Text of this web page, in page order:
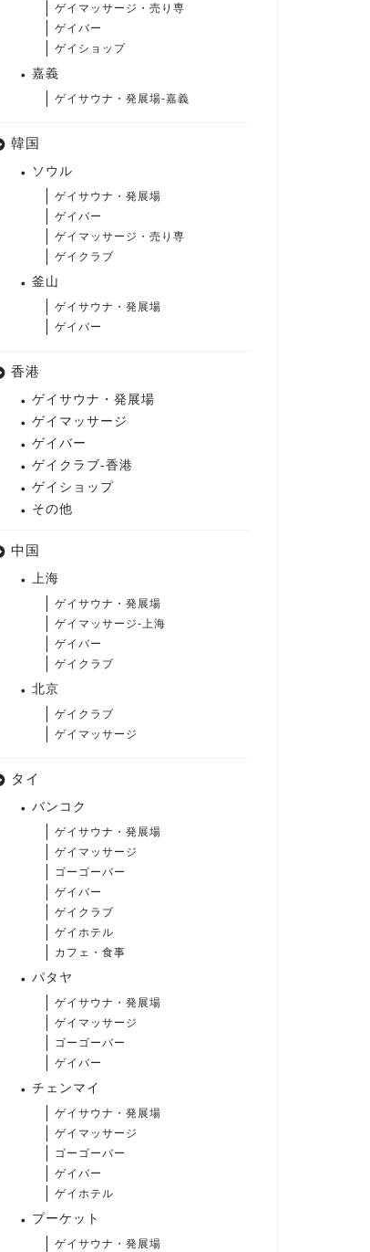
ゲイマッサージ・売り専
ゲイバー
ゲイショップ
嘉義
ゲイサウナ・発展場-嘉義
韓国
ソウル
ゲイサウナ・発展場
ゲイバー
ゲイマッサージ・売り専
ゲイクラブ
釜山
ゲイサウナ・発展場
ゲイバー
香港
ゲイサウナ・発展場
ゲイマッサージ
ゲイバー
ゲイクラブ-香港
ゲイショップ
その他
中国
上海
ゲイサウナ・発展場
ゲイマッサージ-上海
ゲイバー
ゲイクラブ
北京
ゲイクラブ
ゲイマッサージ
タイ
バンコク
ゲイサウナ・発展場
ゲイマッサージ
ゴーゴーバー
ゲイバー
ゲイクラブ
ゲイホテル
カフェ・食事
パタヤ
ゲイサウナ・発展場
ゲイマッサージ
ゴーゴーバー
ゲイバー
チェンマイ
ゲイサウナ・発展場
ゲイマッサージ
ゴーゴーバー
ゲイバー
ゲイホテル
プーケット
ゲイサウナ・発展場